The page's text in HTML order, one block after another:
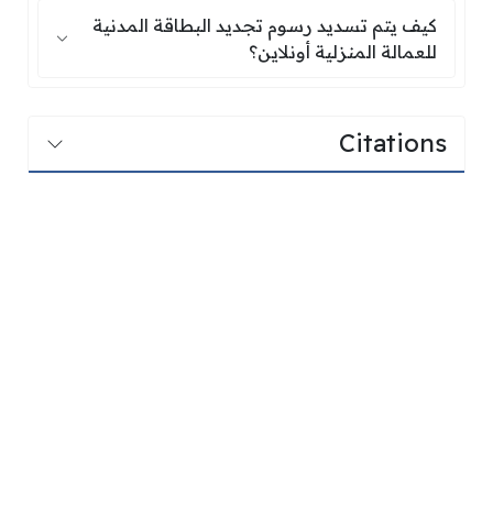
كيف يتم تسديد رسوم تجديد البطاقة المدنية
كيف يتم تسديد رسوم تجديد البطاقة المدنية
للعمالة المنزلية أونلاين؟
Citations